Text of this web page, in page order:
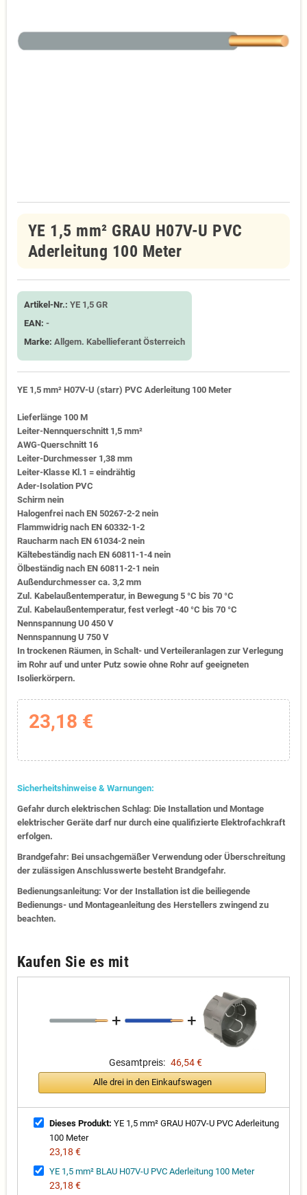
YE 1,5 mm² GRAU H07V-U PVC
Aderleitung 100 Meter
Artikel-Nr.: YE 1,5 GR
EAN: -
Marke: Allgem. Kabellieferant Österreich
YE 1,5 mm² H07V-U (starr) PVC Aderleitung 100 Meter
Lieferlänge 100 M
Leiter-Nennquerschnitt 1,5 mm²
AWG-Querschnitt 16
Leiter-Durchmesser 1,38 mm
Leiter-Klasse Kl.1 = eindrähtig
Ader-Isolation PVC
Schirm nein
Halogenfrei nach EN 50267-2-2 nein
Flammwidrig nach EN 60332-1-2
Raucharm nach EN 61034-2 nein
Kältebeständig nach EN 60811-1-4 nein
Ölbeständig nach EN 60811-2-1 nein
Außendurchmesser ca. 3,2 mm
Zul. Kabelaußentemperatur, in Bewegung 5 °C bis 70 °C
Zul. Kabelaußentemperatur, fest verlegt -40 °C bis 70 °C
Nennspannung U0 450 V
Nennspannung U 750 V
In trockenen Räumen, in Schalt- und Verteileranlagen zur Verlegung
im Rohr auf und unter Putz sowie ohne Rohr auf geeigneten
Isolierkörpern.
23,18 €
Sicherheitshinweise & Warnungen:
Gefahr durch elektrischen Schlag: Die Installation und Montage
elektrischer Geräte darf nur durch eine qualifizierte Elektrofachkraft
erfolgen.
Brandgefahr: Bei unsachgemäßer Verwendung oder Überschreitung
der zulässigen Anschlusswerte besteht Brandgefahr.
Bedienungsanleitung: Vor der Installation ist die beiliegende
Bedienungs- und Montageanleitung des Herstellers zwingend zu
beachten.
Kaufen Sie es mit
+ +
Gesamtpreis: 46,54 €
Alle drei in den Einkaufswagen
Dieses Produkt: YE 1,5 mm² GRAU H07V-U PVC Aderleitung
100 Meter
23,18 €
YE 1,5 mm² BLAU H07V-U PVC Aderleitung 100 Meter
23,18 €